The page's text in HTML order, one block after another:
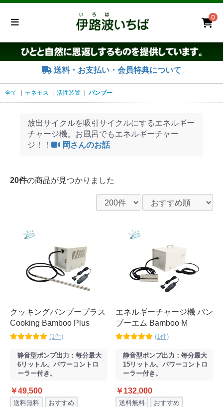
0
送料・お支払い・会員特典について
全て テネモス 活性装置 バンブー
放出サイクルを吸引サイクルにするエネルギー
チャージ機。お風呂でもエネルギーチャー
ジ！！
岡さんのお話
20件の商品が見つかりました
クッキングバンブープラス
Cooking Bamboo Plus
(1件)
静音型ポンプ出力：毎分最大
6リットル。パワーコントロ
ーラー付き。
￥49,500
送料無料 おすすめ
エネルギーチャージ機 バン
ブーエム Bamboo M
(1件)
静音型ポンプ出力：毎分最大
15リットル。パワーコントロ
ーラー付き。
￥132,000
送料無料 おすすめ